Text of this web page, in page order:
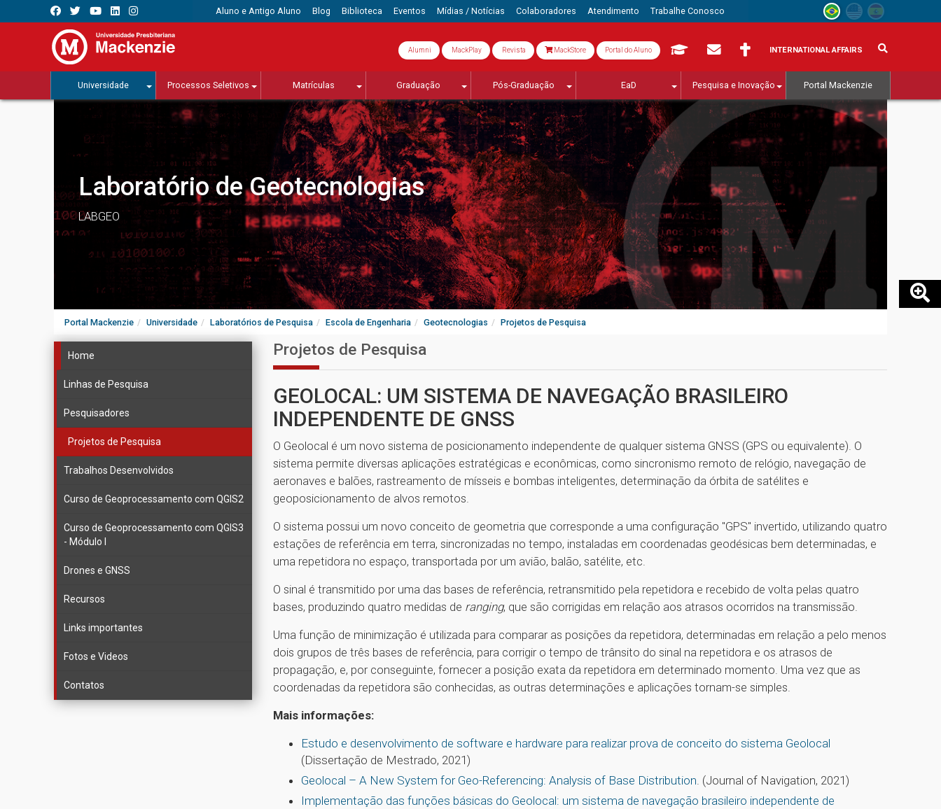
Aluno e Antigo Aluno Blog Biblioteca Eventos Mídias / Notícias Colaboradores Atendimento Trabalhe Conosco
Alumni MackPlay Revista MackStore Portal do Aluno INTERNATIONAL AFFAIRS
Universidade Processos Seletivos Matrículas Graduação Pós-Graduação EaD Pesquisa e Inovação Portal Mackenzie
Laboratório de Geotecnologias
LABGEO
Portal Mackenzie Universidade Laboratórios de Pesquisa Escola de Engenharia Geotecnologias Projetos de Pesquisa
Home
Linhas de Pesquisa
Pesquisadores
Projetos de Pesquisa
Trabalhos Desenvolvidos
Curso de Geoprocessamento com QGIS2
Curso de Geoprocessamento com QGIS3
- Módulo I
Drones e GNSS
Recursos
Links importantes
Fotos e Videos
Contatos
Projetos de Pesquisa
GEOLOCAL: UM SISTEMA DE NAVEGAÇÃO BRASILEIRO
INDEPENDENTE DE GNSS
O Geolocal é um novo sistema de posicionamento independente de qualquer sistema GNSS (GPS ou equivalente). O
sistema permite diversas aplicações estratégicas e econômicas, como sincronismo remoto de relógio, navegação de
aeronaves e balões, rastreamento de mísseis e bombas inteligentes, determinação da órbita de satélites e
geoposicionamento de alvos remotos.
O sistema possui um novo conceito de geometria que corresponde a uma configuração "GPS" invertido, utilizando quatro
estações de referência em terra, sincronizadas no tempo, instaladas em coordenadas geodésicas bem determinadas, e
uma repetidora no espaço, transportada por um avião, balão, satélite, etc.
O sinal é transmitido por uma das bases de referência, retransmitido pela repetidora e recebido de volta pelas quatro
bases, produzindo quatro medidas de ranging, que são corrigidas em relação aos atrasos ocorridos na transmissão.
Uma função de minimização é utilizada para comparar as posições da repetidora, determinadas em relação a pelo menos
dois grupos de três bases de referência, para corrigir o tempo de trânsito do sinal na repetidora e os atrasos de
propagação, e, por conseguinte, fornecer a posição exata da repetidora em determinado momento. Uma vez que as
coordenadas da repetidora são conhecidas, as outras determinações e aplicações tornam-se simples.
Mais informações:
Estudo e desenvolvimento de software e hardware para realizar prova de conceito do sistema Geolocal
(Dissertação de Mestrado, 2021)
Geolocal – A New System for Geo-Referencing: Analysis of Base Distribution . (Journal of Navigation, 2021)
Implementação das funções básicas do Geolocal: um sistema de navegação brasileiro independente de